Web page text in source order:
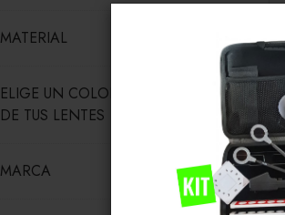
MATERIAL
ELIGE UN COLOR PARA EL MARCO
DE TUS LENTES
MARCA